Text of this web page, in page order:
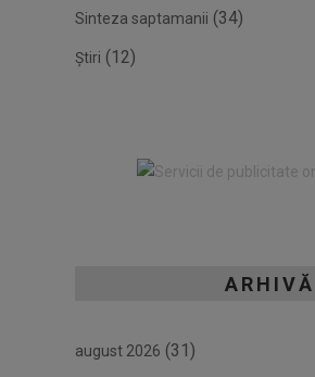
Sinteza saptamanii (34)
Știri (12)
ARHIVĂ
august 2026 (31)